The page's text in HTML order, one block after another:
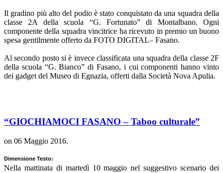
Il gradino più alto del podio è stato conquistato da una squadra della
classe 2A della scuola “G. Fortunato” di Montalbano. Ogni
componente della squadra vincitrice ha ricevuto in premio un buono
spesa gentilmente offerto da FOTO DIGITAL– Fasano.
Al secondo posto si è invece classificata una squadra della classe 2F
della scuola “G. Bianco” di Fasano, i cui componenti hanno vinto
dei gadget del Museo di Egnazia, offerti dalla Società Nova Apulia.
“GIOCHIAMOCI FASANO – Taboo culturale”
on 06 Maggio 2016.
Dimensione Testo:
Nella mattinata di martedì 10 maggio nel suggestivo scenario dei